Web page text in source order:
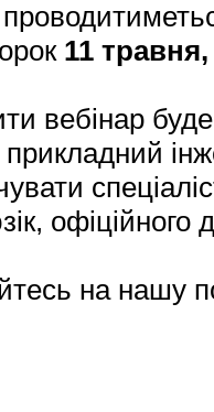
11
вебінар
прикладний
офіційного
на нашу